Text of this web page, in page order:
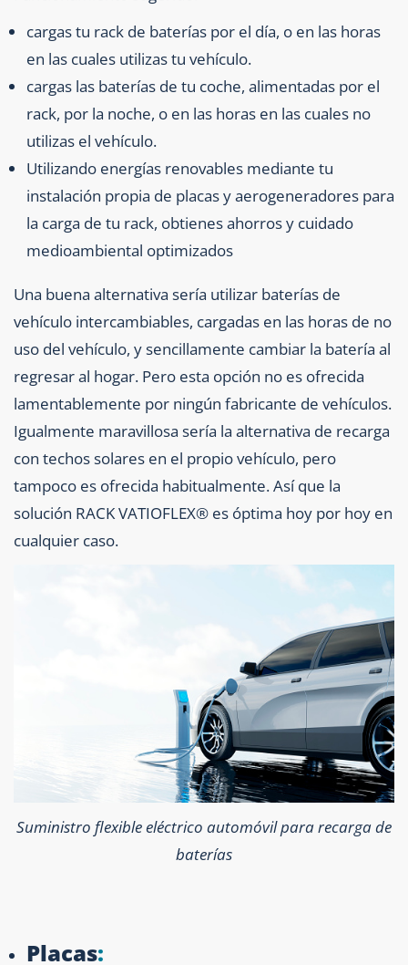
cargas tu rack de baterías por el día, o en las horas
en las cuales utilizas tu vehículo.
cargas las baterías de tu coche, alimentadas por el
rack, por la noche, o en las horas en las cuales no
utilizas el vehículo.
Utilizando energías renovables mediante tu
instalación propia de placas y aerogeneradores para
la carga de tu rack, obtienes ahorros y cuidado
medioambiental optimizados
Una buena alternativa sería utilizar baterías de
vehículo intercambiables, cargadas en las horas de no
uso del vehículo, y sencillamente cambiar la batería al
regresar al hogar. Pero esta opción no es ofrecida
lamentablemente por ningún fabricante de vehículos.
Igualmente maravillosa sería la alternativa de recarga
con techos solares en el propio vehículo, pero
tampoco es ofrecida habitualmente. Así que la
solución RACK VATIOFLEX® es óptima hoy por hoy en
cualquier caso.
Suministro flexible eléctrico automóvil para recarga de
baterías
Placas: